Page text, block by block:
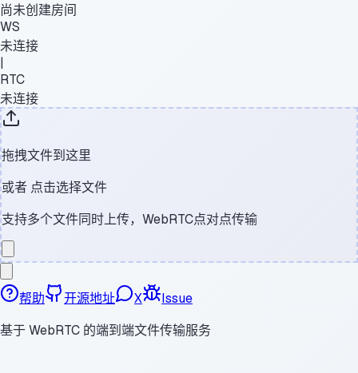
尚未创建房间
WS
未连接
|
RTC
未连接
拖拽文件到这里
或者 点击选择文件
支持多个文件同时上传，WebRTC点对点传输
帮助 开源地址 X
Issue
基于 WebRTC 的端到端文件传输服务